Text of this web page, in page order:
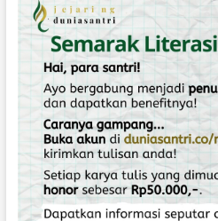
E
J
A
C
A
T
U
R